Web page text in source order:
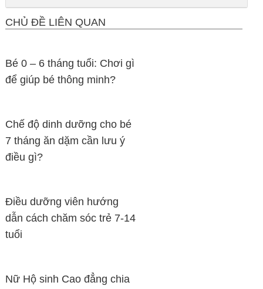
CHỦ ĐỀ LIÊN QUAN
Bé 0 – 6 tháng tuổi: Chơi gì
để giúp bé thông minh?
Chế độ dinh dưỡng cho bé
7 tháng ăn dặm cần lưu ý
điều gì?
Điều dưỡng viên hướng
dẫn cách chăm sóc trẻ 7-14
tuổi
Nữ Hộ sinh Cao đẳng chia